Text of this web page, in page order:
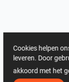
Cookies helpen
leveren. Door
akkoord met het